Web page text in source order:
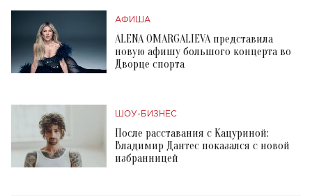
АФИША
ALENA OMARGALIEVA представила
новую афишу большого концерта во
Дворце спорта
ШОУ-БИЗНЕС
После расставания с Кацуриной:
Владимир Дантес показался с новой
избранницей